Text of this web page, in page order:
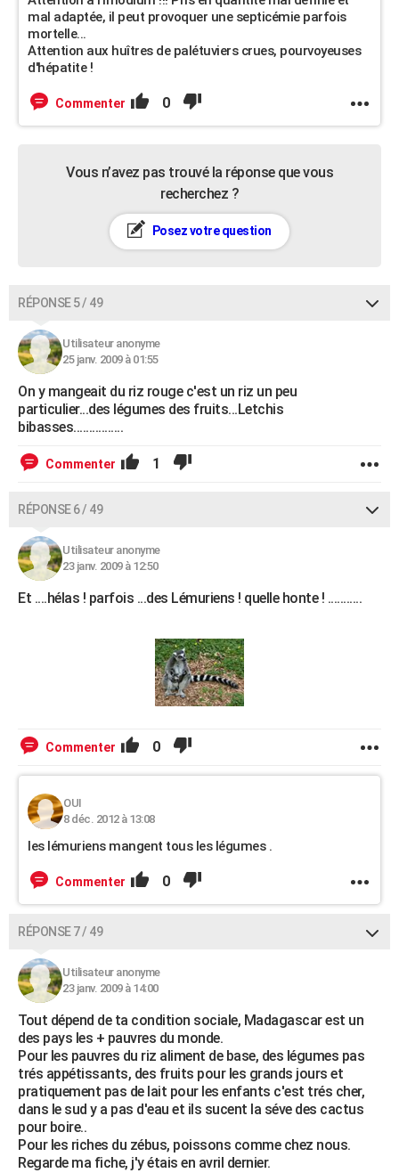
mal adaptée, il peut provoquer une septicémie parfois
mortelle...
Attention aux huîtres de palétuviers crues, pourvoyeuses
d'hépatite !
Commenter 0
Vous n’avez pas trouvé la réponse que vous
recherchez ?
Posez votre question
RÉPONSE 5 / 49
Utilisateur anonyme
25 janv. 2009 à 01:55
On y mangeait du riz rouge c'est un riz un peu
particulier...des légumes des fruits...Letchis
bibasses................
Commenter 1
RÉPONSE 6 / 49
Utilisateur anonyme
23 janv. 2009 à 12:50
Et ....hélas ! parfois ...des Lémuriens ! quelle honte ! ...........
Commenter 0
OUI
8 déc. 2012 à 13:08
les lémuriens mangent tous les légumes .
Commenter 0
RÉPONSE 7 / 49
Utilisateur anonyme
23 janv. 2009 à 14:00
Tout dépend de ta condition sociale, Madagascar est un
des pays les + pauvres du monde.
Pour les pauvres du riz aliment de base, des légumes pas
trés appétissants, des fruits pour les grands jours et
pratiquement pas de lait pour les enfants c'est trés cher,
dans le sud y a pas d'eau et ils sucent la séve des cactus
pour boire..
Pour les riches du zébus, poissons comme chez nous.
Regarde ma fiche, j'y étais en avril dernier.